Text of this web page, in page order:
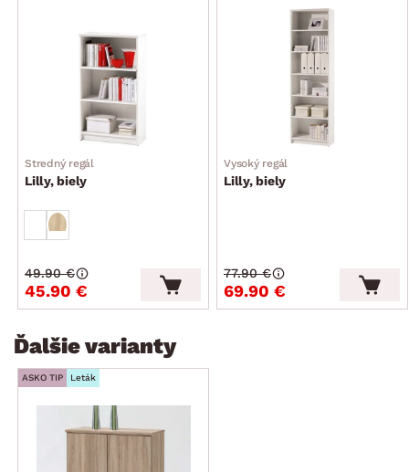
Stredný regál
Lilly, biely
45.90 €
49.90 €
Vysoký regál
Lilly, biely
69.90 €
77.90 €
Ďalšie varianty
ASKO TIP Leták